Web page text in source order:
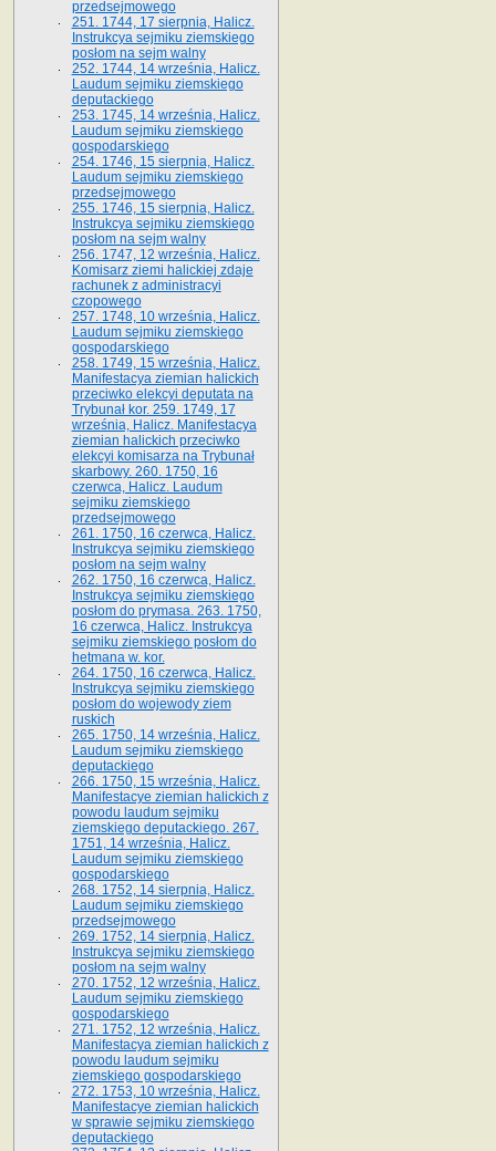
przedsejmowego
251. 1744, 17 sierpnia, Halicz.
Instrukcya sejmiku ziemskiego
posłom na sejm walny
252. 1744, 14 września, Halicz.
Laudum sejmiku ziemskiego
deputackiego
253. 1745, 14 września, Halicz.
Laudum sejmiku ziemskiego
gospodarskiego
254. 1746, 15 sierpnia, Halicz.
Laudum sejmiku ziemskiego
przedsejmowego
255. 1746, 15 sierpnia, Halicz.
Instrukcya sejmiku ziemskiego
posłom na sejm walny
256. 1747, 12 września, Halicz.
Komisarz ziemi halickiej zdaje
rachunek z administracyi
czopowego
257. 1748, 10 września, Halicz.
Laudum sejmiku ziemskiego
gospodarskiego
258. 1749, 15 września, Halicz.
Manifestacya ziemian halickich
przeciwko elekcyi deputata na
Trybunał kor. 259. 1749, 17
września, Halicz. Manifestacya
ziemian halickich przeciwko
elekcyi komisarza na Trybunał
skarbowy. 260. 1750, 16
czerwca, Halicz. Laudum
sejmiku ziemskiego
przedsejmowego
261. 1750, 16 czerwca, Halicz.
Instrukcya sejmiku ziemskiego
posłom na sejm walny
262. 1750, 16 czerwca, Halicz.
Instrukcya sejmiku ziemskiego
posłom do prymasa. 263. 1750,
16 czerwca, Halicz. Instrukcya
sejmiku ziemskiego posłom do
hetmana w. kor.
264. 1750, 16 czerwca, Halicz.
Instrukcya sejmiku ziemskiego
posłom do wojewody ziem
ruskich
265. 1750, 14 września, Halicz.
Laudum sejmiku ziemskiego
deputackiego
266. 1750, 15 września, Halicz.
Manifestacye ziemian halickich z
powodu laudum sejmiku
ziemskiego deputackiego. 267.
1751, 14 września, Halicz.
Laudum sejmiku ziemskiego
gospodarskiego
268. 1752, 14 sierpnia, Halicz.
Laudum sejmiku ziemskiego
przedsejmowego
269. 1752, 14 sierpnia, Halicz.
Instrukcya sejmiku ziemskiego
posłom na sejm walny
270. 1752, 12 września, Halicz.
Laudum sejmiku ziemskiego
gospodarskiego
271. 1752, 12 września, Halicz.
Manifestacya ziemian halickich z
powodu laudum sejmiku
ziemskiego gospodarskiego
272. 1753, 10 września, Halicz.
Manifestacye ziemian halickich
w sprawie sejmiku ziemskiego
deputackiego